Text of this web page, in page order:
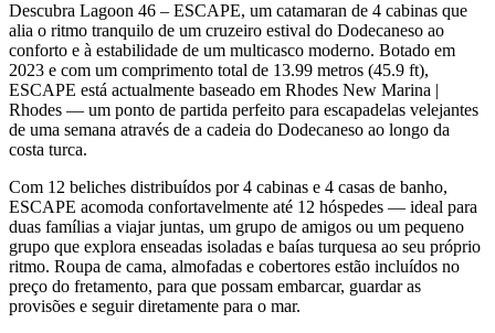
Descubra Lagoon 46 – ESCAPE, um catamaran de 4 cabinas que
alia o ritmo tranquilo de um cruzeiro estival do Dodecaneso ao
conforto e à estabilidade de um multicasco moderno. Botado em
2023 e com um comprimento total de 13.99 metros (45.9 ft),
ESCAPE está actualmente baseado em Rhodes New Marina |
Rhodes — um ponto de partida perfeito para escapadelas velejantes
de uma semana através de a cadeia do Dodecaneso ao longo da
costa turca.
Com 12 beliches distribuídos por 4 cabinas e 4 casas de banho,
ESCAPE acomoda confortavelmente até 12 hóspedes — ideal para
duas famílias a viajar juntas, um grupo de amigos ou um pequeno
grupo que explora enseadas isoladas e baías turquesa ao seu próprio
ritmo. Roupa de cama, almofadas e cobertores estão incluídos no
preço do fretamento, para que possam embarcar, guardar as
provisões e seguir diretamente para o mar.